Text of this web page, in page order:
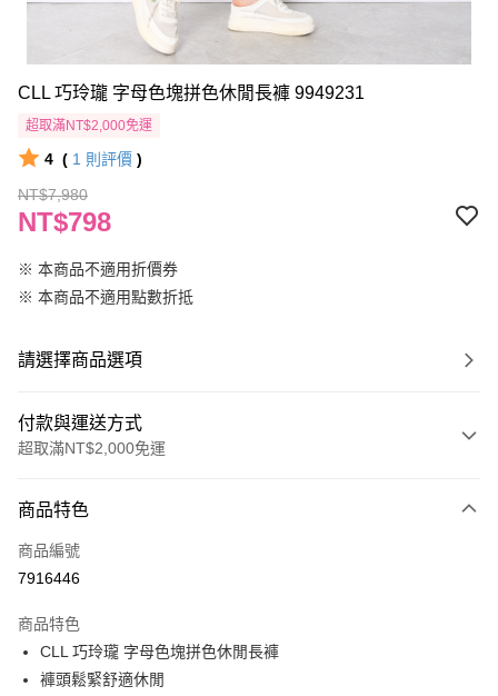
CLL 巧玲瓏 字母色塊拼色休閒長褲 9949231
超取滿NT$2,000免運
4 ( 1 則評價 )
NT$7,980
NT$798
※ 本商品不適用折價券
※ 本商品不適用點數折抵
請選擇商品選項
付款與運送方式
超取滿NT$2,000免運
信用卡一次付款
信用卡分期付款
合作金庫商業銀行
華南商業銀行
彰化商業銀行
上海商業儲蓄銀行
超商取貨付款
LINE Pay
商品特色
商品編號
7916446
商品特色
CLL 巧玲瓏 字母色塊拼色休閒長褲
褲頭鬆緊舒適休閒